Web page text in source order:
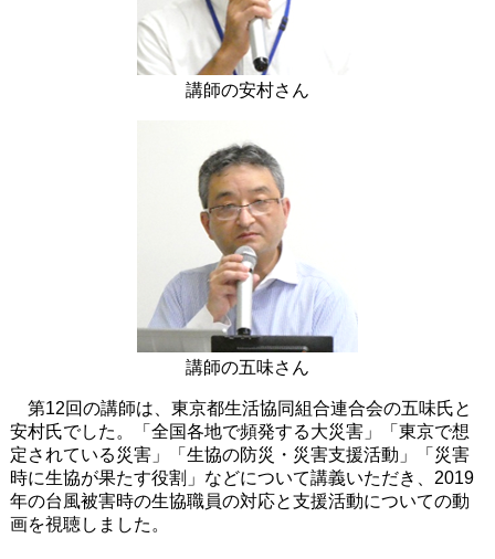
講師の安村さん
講師の五味さん
第12回の講師は、東京都生活協同組合連合会の五味氏と
安村氏でした。「全国各地で頻発する大災害」「東京で想
定されている災害」「生協の防災・災害支援活動」「災害
時に生協が果たす役割」などについて講義いただき、2019
年の台風被害時の生協職員の対応と支援活動についての動
画を視聴しました。